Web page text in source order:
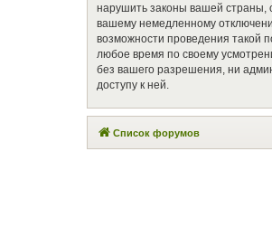
нарушить законы вашей страны,
вашему немедленному
возможности проведения такой
любое время по своему
без вашего разрешения, ни
доступу к ней.
Список форумов